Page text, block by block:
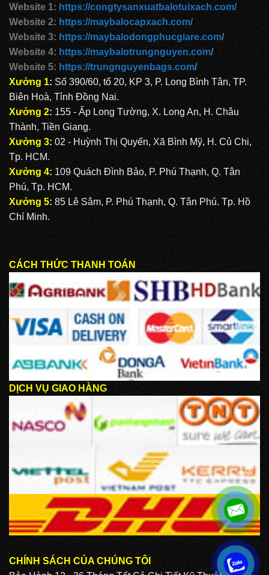
Website 1: https://congtysanxuatbalotuixach.com/
Website 2: https://maybalocapxach.com/
Website 3: https://maybalodongphucgiare.com/
Website 4: https://maybalotrungnguyen.com/
Website 5: https://trungnguyenbags.com/
Xưởng 1: Số 390/60, tổ 20, KP 3, P. Long Bình Tân, TP.
Biên Hoà, Tỉnh Đồng Nai.
Xưởng 2: 155 - Ấp Long Tường, X. Long An, H. Châu
Thành, Tiền Giang.
Xưởng 3: 02 - Huỳnh Thị Quyến, Xã Bình Mỹ, H. Củ Chi,
Tp. HCM.
Xưởng 4: 109 Quách Đình Bảo, P. Phú Thạnh, Q. Tân
Phú, Tp. HCM.
Xưởng 5: 85 Lê Sâm, P. Phú Thạnh, Q. Tân Phú. Tp. Hồ
Chí Minh.
CÁCH THỨC THANH TOÁN
DỊCH VỤ GIAO HÀNG
CHÍNH SÁCH CỦA CHÚNG TÔI
.